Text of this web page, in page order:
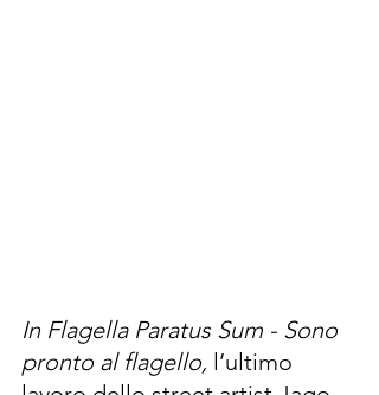
In Flagella Paratus Sum - Sono
pronto al flagello, l’ultimo